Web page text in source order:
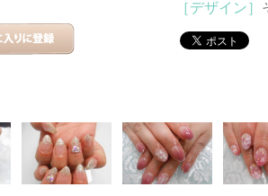
［デザイン］